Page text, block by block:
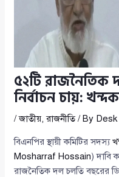
৫২টি রাজনৈতিক
নির্বাচন চায়:
/জাতীয়,রাজনীতি/ By
বিএনপির স্থায়ী কমিটির সদস্য
Mosharraf Hossain) দাবি
রাজনৈতিক দল চলতি বছরের